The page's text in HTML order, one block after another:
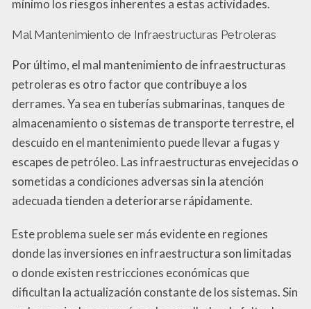
mínimo los riesgos inherentes a estas actividades.
Mal Mantenimiento de Infraestructuras Petroleras
Por último, el mal mantenimiento de infraestructuras
petroleras es otro factor que contribuye a los
derrames. Ya sea en tuberías submarinas, tanques de
almacenamiento o sistemas de transporte terrestre, el
descuido en el mantenimiento puede llevar a fugas y
escapes de petróleo. Las infraestructuras envejecidas o
sometidas a condiciones adversas sin la atención
adecuada tienden a deteriorarse rápidamente.
Este problema suele ser más evidente en regiones
donde las inversiones en infraestructura son limitadas
o donde existen restricciones económicas que
dificultan la actualización constante de los sistemas. Sin